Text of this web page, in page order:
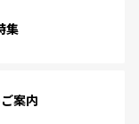
集
案内